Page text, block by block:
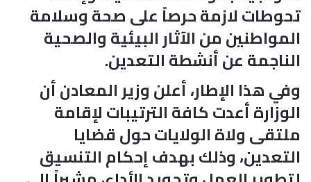
تحوطات لازمة حرصاً على صحة وسلامة
المواطنين من الآثار البيئية والصحية
الناجمة عن أنشطة التعدين.
وفي هذا الإطار، أعلن وزير المعادن أن
الوزارة أعدت كافة الترتيبات لإقامة
ملتقى ولاة الولايات حول قضايا
التعدين، وذلك بهدف إحكام التنسيق